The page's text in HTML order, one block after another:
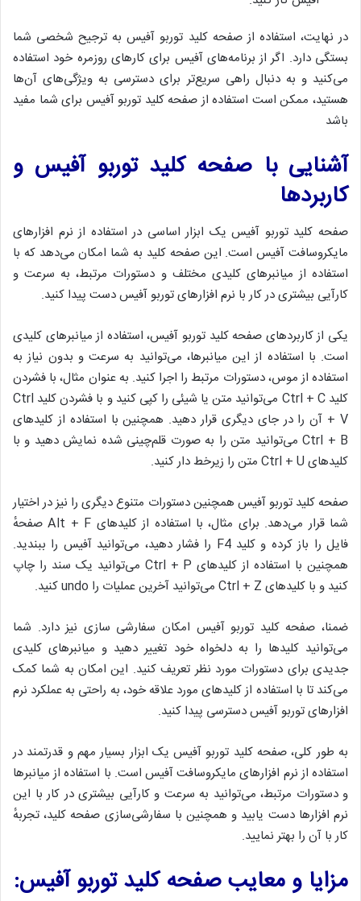
در نهایت، استفاده از صفحه کلید توربو آفیس به ترجیح شخصی شما
بستگی دارد. اگر از برنامه‌های آفیس برای کارهای روزمره خود استفاده
می‌کنید و به دنبال راهی سریع‌تر برای دسترسی به ویژگی‌های آن‌ها
هستید، ممکن است استفاده از صفحه کلید توربو آفیس برای شما مفید
باشد
آشنایی با صفحه کلید توربو آفیس و
کاربردها
صفحه کلید توربو آفیس یک ابزار اساسی در استفاده از نرم افزارهای
مایکروسافت آفیس است. این صفحه کلید به شما امکان می‌دهد که با
استفاده از میانبرهای کلیدی مختلف و دستورات مرتبط، به سرعت و
کارآیی بیشتری در کار با نرم افزارهای توربو آفیس دست پیدا کنید.
یکی از کاربردهای صفحه کلید توربو آفیس، استفاده از میانبرهای کلیدی
است. با استفاده از این میانبرها، می‌توانید به سرعت و بدون نیاز به
استفاده از موس، دستورات مرتبط را اجرا کنید. به عنوان مثال، با فشردن
کلید Ctrl + C می‌توانید متن یا شیئی را کپی کنید و با فشردن کلید Ctrl
+ V آن را در جای دیگری قرار دهید. همچنین با استفاده از کلیدهای
Ctrl + B می‌توانید متن را به صورت قلم‌چینی شده نمایش دهید و با
کلیدهای Ctrl + U متن را زیرخط دار کنید.
صفحه کلید توربو آفیس همچنین دستورات متنوع دیگری را نیز در اختیار
شما قرار می‌دهد. برای مثال، با استفاده از کلیدهای Alt + F صفحهٔ
فایل را باز کرده و کلید F4 را فشار دهید، می‌توانید آفیس را ببندید.
همچنین با استفاده از کلیدهای Ctrl + P می‌توانید یک سند را چاپ
کنید و با کلیدهای Ctrl + Z می‌توانید آخرین عملیات را undo کنید.
ضمنا، صفحه کلید توربو آفیس امکان سفارشی سازی نیز دارد. شما
می‌توانید کلیدها را به دلخواه خود تغییر دهید و میانبرهای کلیدی
جدیدی برای دستورات مورد نظر تعریف کنید. این امکان به شما کمک
می‌کند تا با استفاده از کلیدهای مورد علاقه خود، به راحتی به عملکرد نرم
افزارهای توربو آفیس دسترسی پیدا کنید.
به طور کلی، صفحه کلید توربو آفیس یک ابزار بسیار مهم و قدرتمند در
استفاده از نرم افزارهای مایکروسافت آفیس است. با استفاده از میانبرها
و دستورات مرتبط، می‌توانید به سرعت و کارآیی بیشتری در کار با این
نرم افزارها دست یابید و همچنین با سفارشی‌سازی صفحه کلید، تجربهٔ
کار با آن را بهتر نمایید.
مزایا و معایب صفحه کلید توربو آفیس: